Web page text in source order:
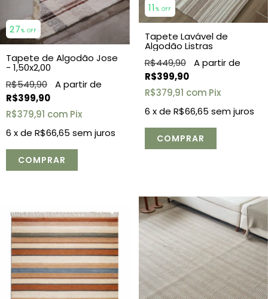
27% OFF
Tapete de Algodão Jose
- 1,50x2,00
R$549,90
R$399,90
R$379,91 com Pix
6 x de R$66,65 sem juros
11 % OFF
Tapete Lavável de
Algodão Listras
R$449,90
R$399,90
R$379,91 com Pix
6 x de R$66,65 sem juros
COMPRAR